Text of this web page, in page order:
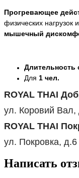
Прогревающее
физических нагрузок и
мышечный
Длительность
Для 1 чел.
ROYAL THAI
ул. Коровий
ROYAL THAI
ул. Покровка, д.6
Написать